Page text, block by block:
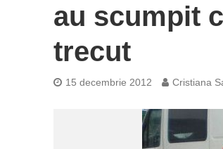
au scumpit
trecut
15 decembrie 2012 Cristiana